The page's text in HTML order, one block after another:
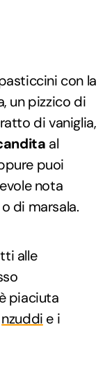
con la
un pizzico di
di vaniglia,
al
puoi
nota
di marsala.
alle
piaciuta
nzuddi e i